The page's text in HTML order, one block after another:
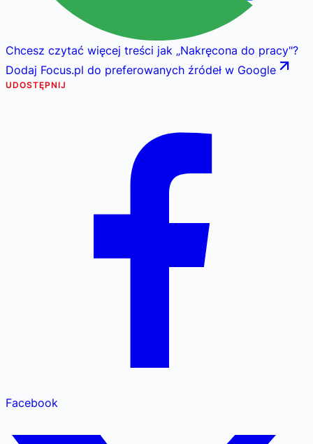
Chcesz czytać więcej treści jak „Nakręcona do pracy"?
Dodaj Focus.pl do preferowanych źródeł w Google
UDOSTĘPNIJ
Facebook